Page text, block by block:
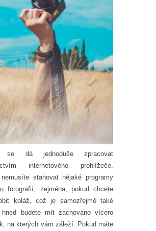
se dá jednoduše zpracovat
internetového prohlížeče,
stahovat nějaké programy
fotografií, zejména, pokud chcete
koláž, což je samozřejmě také
budete mít zachováno vícero
na kterých vám záleží. Pokud máte